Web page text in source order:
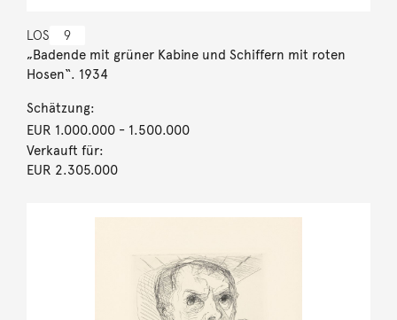
LOS 9
„Badende mit grüner Kabine und Schiffern mit roten
Hosen“. 1934
Schätzung:
EUR 1.000.000- 1.500.000
Verkauft für:
EUR 2.305.000